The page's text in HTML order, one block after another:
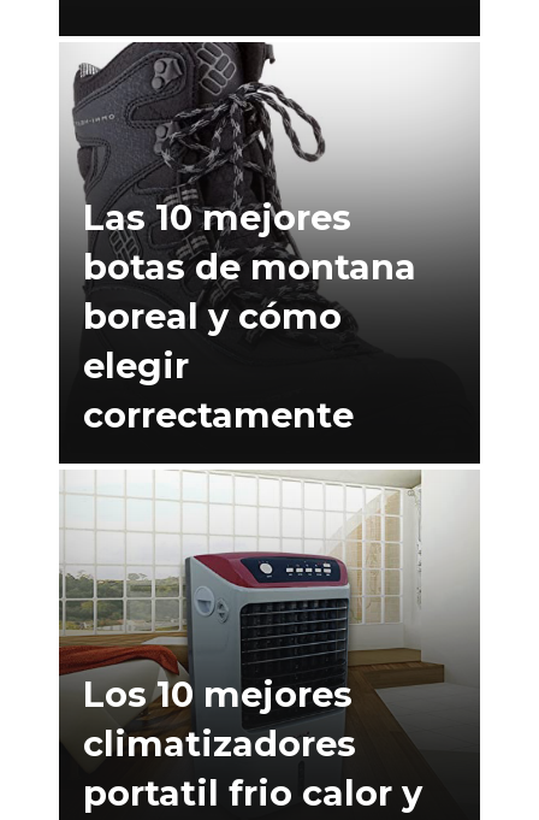
Las 10 mejores
botas de montana
boreal y cómo
elegir
correctamente
Los 10 mejores
climatizadores
portatil frio calor y